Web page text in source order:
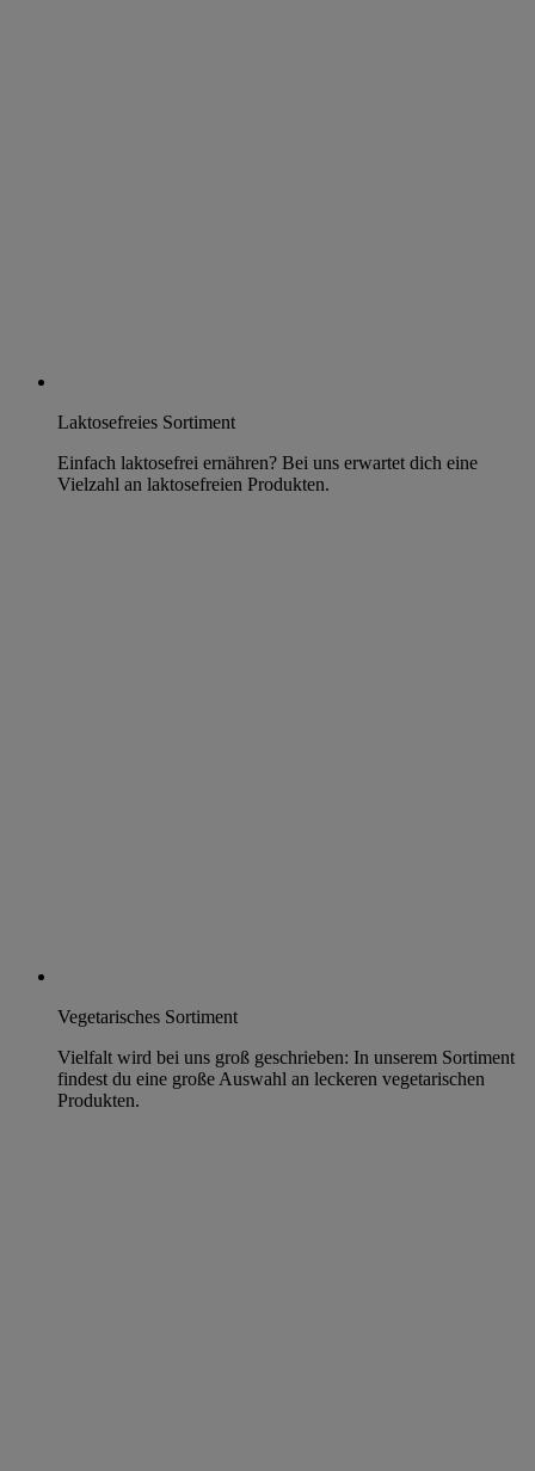
Laktosefreies Sortiment
Einfach laktosefrei ernähren? Bei uns erwartet dich eine
Vielzahl an laktosefreien Produkten.
Vegetarisches Sortiment
Vielfalt wird bei uns groß geschrieben: In unserem Sortiment
findest du eine große Auswahl an leckeren vegetarischen
Produkten.